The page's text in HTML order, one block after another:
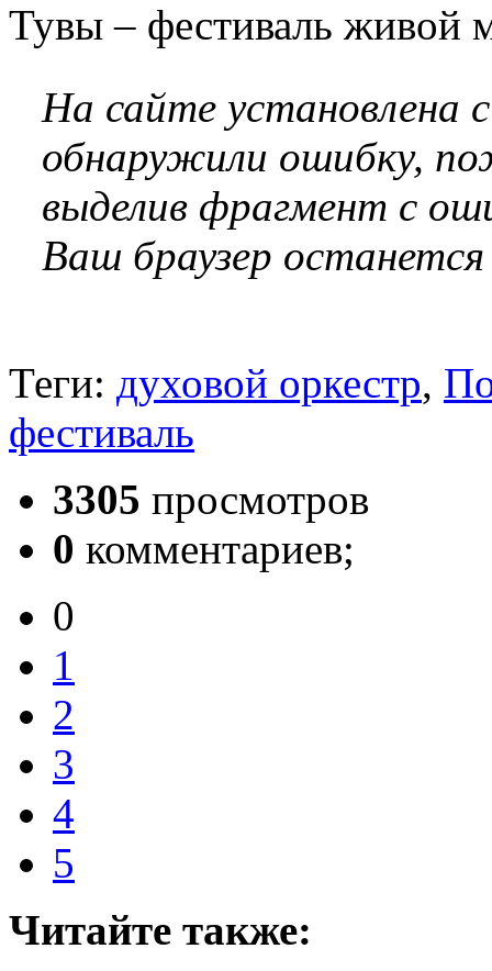
Тувы – фестиваль живой
На сайте установлена
обнаружили ошибку,
выделив фрагмент с
Ваш браузер
Теги: духовой оркестр,
фестиваль
3305 просмотров
0 комментариев;
0
1
2
3
4
5
Читайте также: